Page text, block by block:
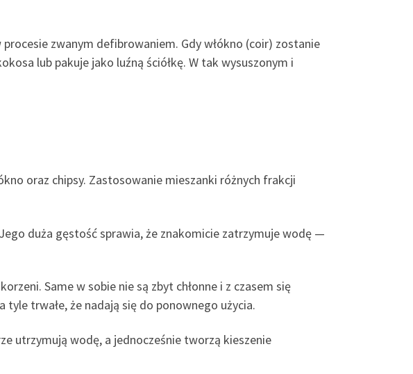
zwanym defibrowaniem. Gdy włókno (coir) zostanie
lub pakuje jako luźną ściółkę. W tak wysuszonym i
oraz chipsy. Zastosowanie mieszanki różnych frakcji
duża gęstość sprawia, że znakomicie zatrzymuje wodę —
Same w sobie nie są zbyt chłonne i z czasem się
trwałe, że nadają się do ponownego użycia.
utrzymują wodę, a jednocześnie tworzą kieszenie